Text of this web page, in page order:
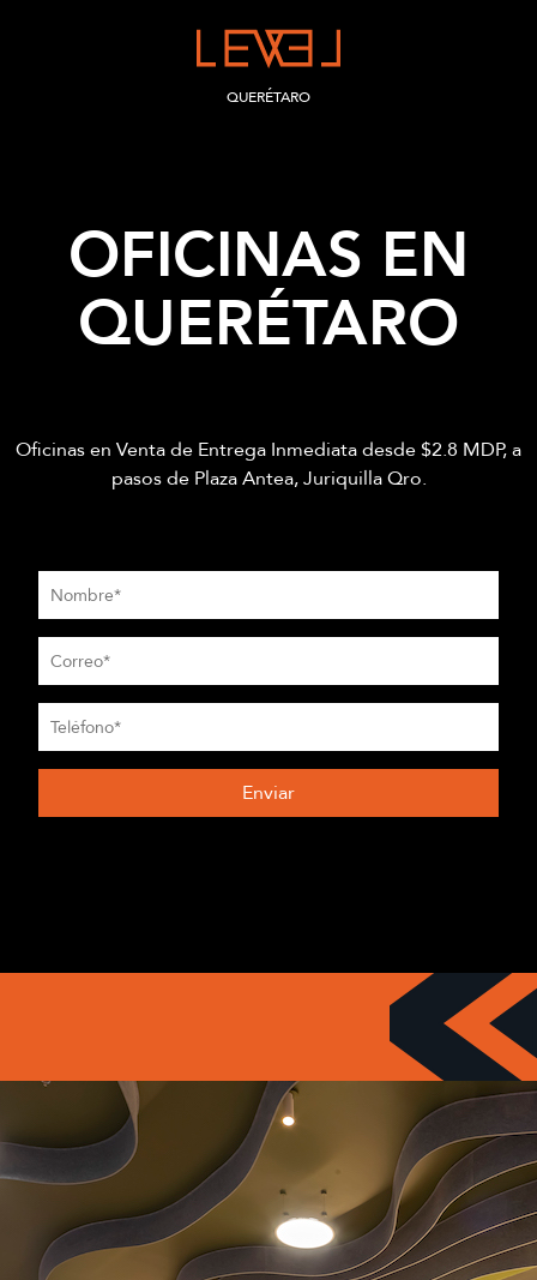
QUERÉTARO
OFICINAS EN
QUERÉTARO
Oficinas en Venta de Entrega Inmediata desde $2.8 MDP, a
pasos de Plaza Antea, Juriquilla Qro.